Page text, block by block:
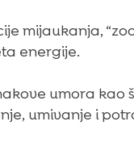
mijaukanja,
energije.
umora kao
umivanje i